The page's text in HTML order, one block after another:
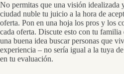
No permitas que una visión idealizada
ciudad nuble tu juicio a la hora de
oferta. Pon en una hoja los pros y los
cada oferta. Discute esto con tu familia
una buena idea buscar personas que
experiencia – no sería igual a la tuya
en tu evaluación.